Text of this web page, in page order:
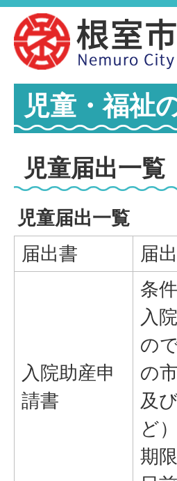
児童・福祉
児童届出一覧
児童届出一覧
届出書
届
入院助産申
請書
条
入
の
の
及
ど）
期